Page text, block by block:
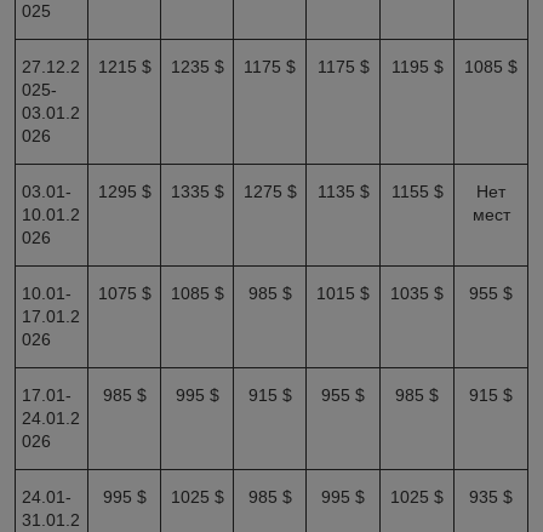
025
27.12.2
025-
03.01.2
026
1215 $ 1235 $ 1175 $ 1175 $ 1195 $ 1085 $
03.01-
10.01.2
026
1295 $ 1335 $ 1275 $ 1135 $ 1155 $
Нет
мест
10.01-
17.01.2
026
1075 $ 1085 $ 985 $ 1015 $ 1035 $ 955 $
17.01-
24.01.2
026
985 $ 995 $ 915 $ 955 $ 985 $ 915 $
24.01-
31.01.2
995 $ 1025 $ 985 $ 995 $ 1025 $ 935 $